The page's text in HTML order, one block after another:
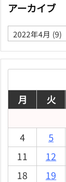
アーカイブ
ア
ー
カ
月
火
4
5
11
12
18
19